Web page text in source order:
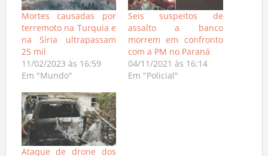
Mortes causadas por
terremoto na Turquia e
na Síria ultrapassam
25 mil
11/02/2023 às 16:59
Em "Mundo"
Seis suspeitos de
assalto a banco
morrem em confronto
com a PM no Paraná
04/11/2021 às 16:14
Em "Policial"